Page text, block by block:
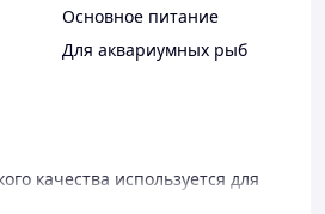
Основное питание
Для аквариумных рыб
качества используется для